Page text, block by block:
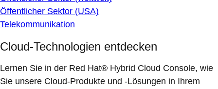
Öffentlicher Sektor (USA)
Telekommunikation
Cloud-Technologien entdecken
Lernen Sie in der Red Hat® Hybrid Cloud Console, wie
Sie unsere Cloud-Produkte und -Lösungen in Ihrem